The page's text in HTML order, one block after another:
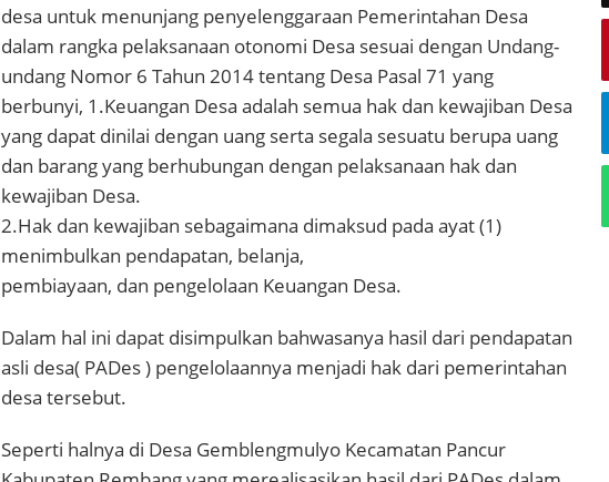
desa untuk menunjang penyelenggaraan Pemerintahan Desa
dalam rangka pelaksanaan otonomi Desa sesuai dengan Undang-
undang Nomor 6 Tahun 2014 tentang Desa Pasal 71 yang
berbunyi, 1.Keuangan Desa adalah semua hak dan kewajiban Desa
yang dapat dinilai dengan uang serta segala sesuatu berupa uang
dan barang yang berhubungan dengan pelaksanaan hak dan
kewajiban Desa.
2.Hak dan kewajiban sebagaimana dimaksud pada ayat (1)
menimbulkan pendapatan, belanja,
pembiayaan, dan pengelolaan Keuangan Desa.
Dalam hal ini dapat disimpulkan bahwasanya hasil dari pendapatan
asli desa( PADes ) pengelolaannya menjadi hak dari pemerintahan
desa tersebut.
Seperti halnya di Desa Gemblengmulyo Kecamatan Pancur